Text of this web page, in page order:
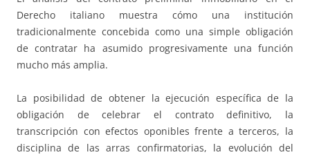
Derecho italiano muestra cómo una institución
tradicionalmente concebida como una simple obligación
de contratar ha asumido progresivamente una función
mucho más amplia.
La posibilidad de obtener la ejecución específica de la
obligación de celebrar el contrato definitivo, la
transcripción con efectos oponibles frente a terceros, la
disciplina de las arras confirmatorias, la evolución del